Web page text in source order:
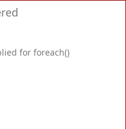
for foreach()